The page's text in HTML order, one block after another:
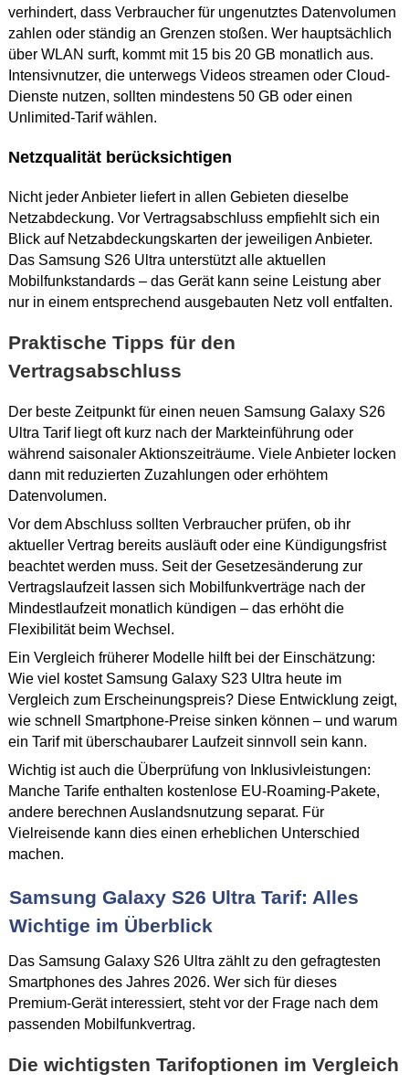
verhindert, dass Verbraucher für ungenutztes Datenvolumen
zahlen oder ständig an Grenzen stoßen. Wer hauptsächlich
über WLAN surft, kommt mit 15 bis 20 GB monatlich aus.
Intensivnutzer, die unterwegs Videos streamen oder Cloud-
Dienste nutzen, sollten mindestens 50 GB oder einen
Unlimited-Tarif wählen.
Netzqualität berücksichtigen
Nicht jeder Anbieter liefert in allen Gebieten dieselbe
Netzabdeckung. Vor Vertragsabschluss empfiehlt sich ein
Blick auf Netzabdeckungskarten der jeweiligen Anbieter.
Das Samsung S26 Ultra unterstützt alle aktuellen
Mobilfunkstandards – das Gerät kann seine Leistung aber
nur in einem entsprechend ausgebauten Netz voll entfalten.
Praktische Tipps für den
Vertragsabschluss
Der beste Zeitpunkt für einen neuen Samsung Galaxy S26
Ultra Tarif liegt oft kurz nach der Markteinführung oder
während saisonaler Aktionszeiträume. Viele Anbieter locken
dann mit reduzierten Zuzahlungen oder erhöhtem
Datenvolumen.
Vor dem Abschluss sollten Verbraucher prüfen, ob ihr
aktueller Vertrag bereits ausläuft oder eine Kündigungsfrist
beachtet werden muss. Seit der Gesetzesänderung zur
Vertragslaufzeit lassen sich Mobilfunkverträge nach der
Mindestlaufzeit monatlich kündigen – das erhöht die
Flexibilität beim Wechsel.
Ein Vergleich früherer Modelle hilft bei der Einschätzung:
Wie viel kostet Samsung Galaxy S23 Ultra heute im
Vergleich zum Erscheinungspreis? Diese Entwicklung zeigt,
wie schnell Smartphone-Preise sinken können – und warum
ein Tarif mit überschaubarer Laufzeit sinnvoll sein kann.
Wichtig ist auch die Überprüfung von Inklusivleistungen:
Manche Tarife enthalten kostenlose EU-Roaming-Pakete,
andere berechnen Auslandsnutzung separat. Für
Vielreisende kann dies einen erheblichen Unterschied
machen.
Samsung Galaxy S26 Ultra Tarif: Alles
Wichtige im Überblick
Das Samsung Galaxy S26 Ultra zählt zu den gefragtesten
Smartphones des Jahres 2026. Wer sich für dieses
Premium-Gerät interessiert, steht vor der Frage nach dem
passenden Mobilfunkvertrag.
Die wichtigsten Tarifoptionen im Vergleich